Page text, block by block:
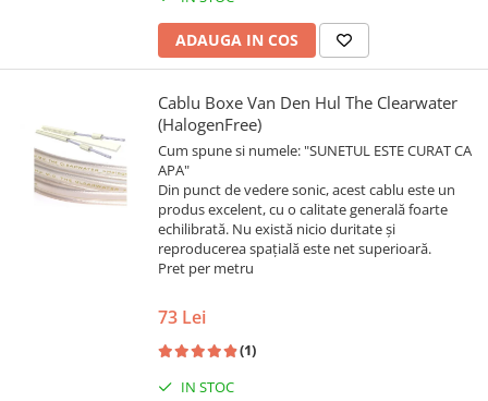
ADAUGA IN COS
Cablu Boxe Van Den Hul The Clearwater
(HalogenFree)
Cum spune si numele: "SUNETUL ESTE CURAT CA
APA"
Din punct de vedere sonic, acest cablu este un
produs excelent, cu o calitate generală foarte
echilibrată. Nu există nicio duritate și
reproducerea spațială este net superioară.
Pret per metru
73 Lei
(1)
IN STOC